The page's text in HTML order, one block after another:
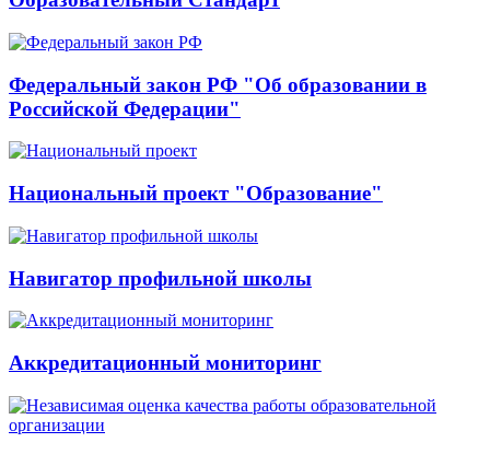
Федеральный закон РФ "Об образовании в
Российской Федерации"
Национальный проект "Образование"
Навигатор профильной школы
Аккредитационный мониторинг